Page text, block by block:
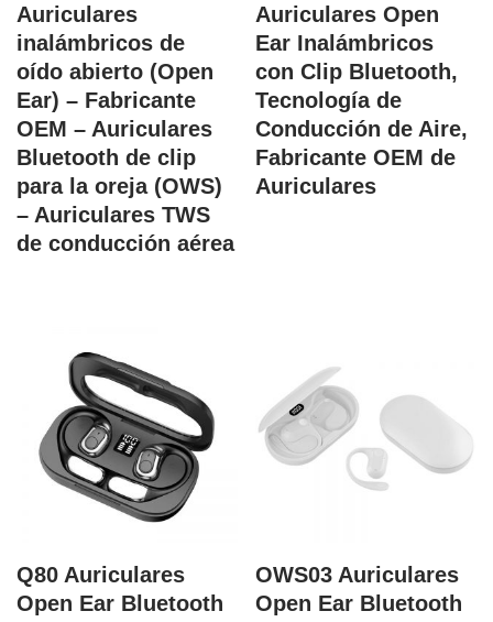
Auriculares
inalámbricos de
oído abierto (Open
Ear) – Fabricante
OEM – Auriculares
Bluetooth de clip
para la oreja (OWS)
– Auriculares TWS
de conducción aérea
Auriculares Open
Ear Inalámbricos
con Clip Bluetooth,
Tecnología de
Conducción de Aire,
Fabricante OEM de
Auriculares
Q80 Auriculares
Open Ear Bluetooth
OWS03 Auriculares
Open Ear Bluetooth